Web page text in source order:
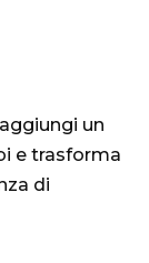
un
e trasforma
di